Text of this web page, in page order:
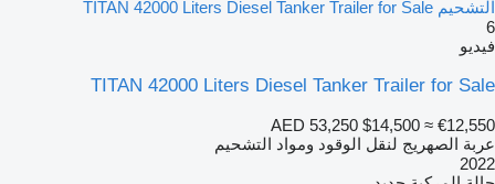
التشحيم TITAN 42000 Liters Diesel Tanker Trailer for Sale
6
فيديو
TITAN 42000 Liters Diesel Tanker Trailer for Sale
AED 53,250 $14,500 ≈ €12,550
عربة الصهريج لنقل الوقود ومواد التشحيم
2022